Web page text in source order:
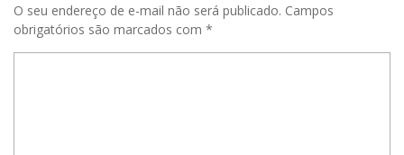
O seu endereço de e-mail não será publicado. Campos
obrigatórios são marcados com *